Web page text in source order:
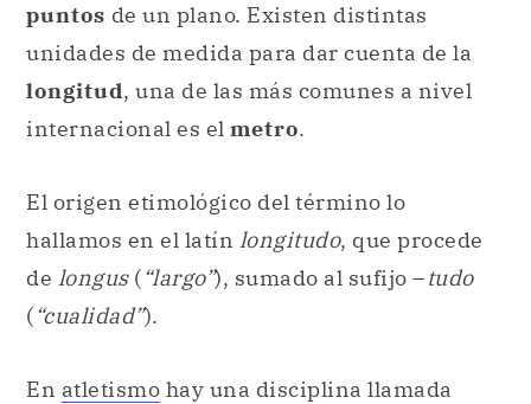
puntos de un plano. Existen distintas
unidades de medida para dar cuenta de la
longitud, una de las más comunes a nivel
internacional es el metro.
El origen etimológico del término lo
hallamos en el latín longitudo, que procede
de longus ( “largo”), sumado al sufijo –tudo
( “cualidad”).
En atletismo hay una disciplina llamada